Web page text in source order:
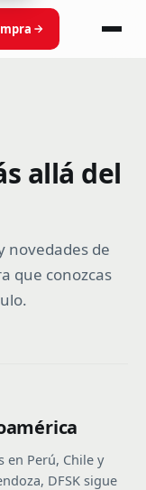
allá del
novedades de
que conozcas
en Perú, Chile y
DFSK sigue